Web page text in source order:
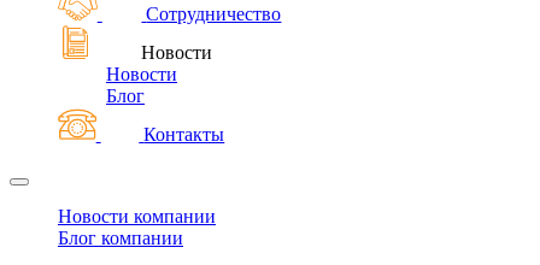
Сотрудничество
Новости
Новости
Блог
Контакты
Новости компании
Блог компании